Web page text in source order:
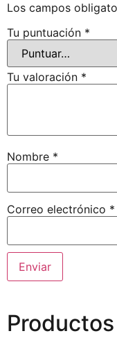
Los campos
Tu puntuación *
Tu valoración *
Nombre *
Correo electrónico *